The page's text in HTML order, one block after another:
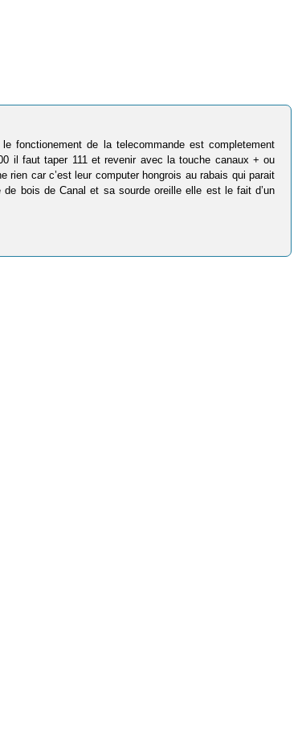
fonctionement de la telecommande est completement
il faut taper 111 et revenir avec la touche canaux + ou
rien car c’est leur computer hongrois au rabais qui parait
bois de Canal et sa sourde oreille elle est le fait d’un